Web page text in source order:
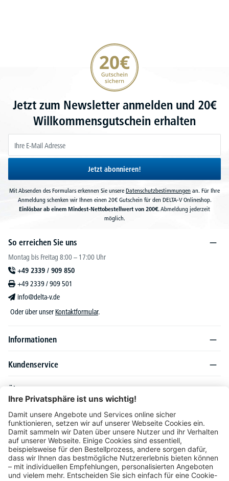
20€ Gutschein sichern
Jetzt zum Newsletter anmelden und 20€
Willkommensgutschein erhalten
Jetzt abonnieren!
Mit Absenden des Formulars erkennen Sie unsere Datenschutzbestimmungen an. Für Ihre
Anmeldung schenken wir Ihnen einen 20€ Gutschein für den DELTA-V Onlineshop.
Einlösbar ab einem Mindest-Nettobestellwert von 200€.Abmeldung jederzeit
möglich.
So erreichen Sie uns
Montag bis Freitag 8:00 – 17:00 Uhr
+49 2339 / 909 850
+49 2339 / 909 501
info@delta-v.de
Oder über unser Kontaktformular.
Informationen
Kundenservice
Über DELTA-V
Produktsortiment
Ratgeber
Folgen Sie uns auch auf